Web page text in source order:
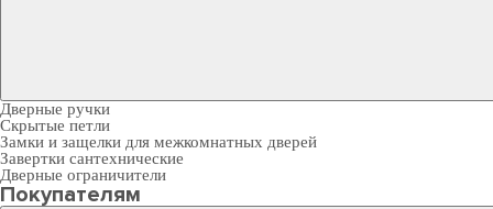
Дверные ручки
Скрытые петли
Замки и защелки для межкомнатных дверей
Завертки сантехнические
Дверные ограничители
Покупателям